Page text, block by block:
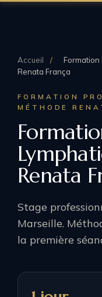
Accueil /
Formation
Renata França
FORMATION
MÉTHODE
Renata
Stage
Marseille.
la première